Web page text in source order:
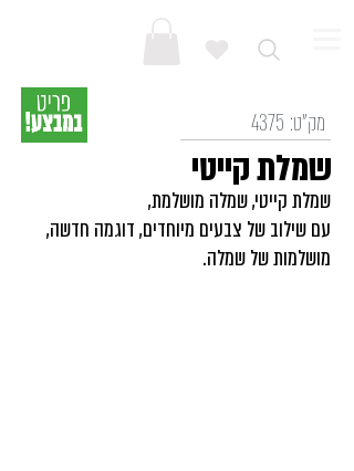
4375 מק"ט:
שמלת קייטי, שמלה מושלמת,
עם שילוב של צבעים מיוחדים, דוגמה חדשה,
מושלמות של שמלה.
שמלת קייטי